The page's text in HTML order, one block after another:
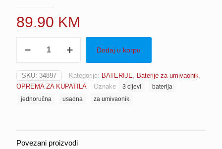
89.90 KM
usadna
3
cijevi
jednoručna
za
DEDRA
Dodaj u korpu
SKU: 34897 Kategorije: BATERIJE Baterije za umivaonik
OPREMA ZA KUPATILA
Oznake 3 cijevi
baterija
jednoručna
usadna za umivaonik
Povezani proizvodi